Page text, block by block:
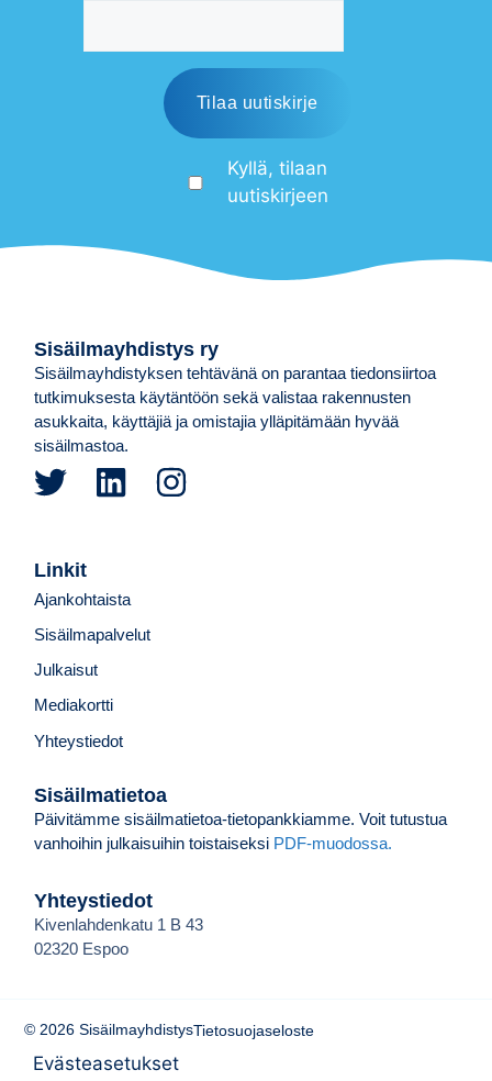
Kyllä, tilaan
uutiskirjeen
Sisäilmayhdistys ry
Sisäilmayhdistyksen tehtävänä on parantaa tiedonsiirtoa
tutkimuksesta käytäntöön sekä valistaa rakennusten
asukkaita, käyttäjiä ja omistajia ylläpitämään hyvää
sisäilmastoa.
Sisäilmatietoa
Päivitämme sisäilmatietoa-tietopankkiamme. Voit tutustua
vanhoihin julkaisuihin toistaiseksi PDF-muodossa.
Linkit
Ajankohtaista
Sisäilmapalvelut
Julkaisut
Mediakortti
Yhteystiedot
Yhteystiedot
Kivenlahdenkatu 1 B 43
02320 Espoo
© 2026 SisäilmayhdistysTietosuojaseloste
Evästeasetukset